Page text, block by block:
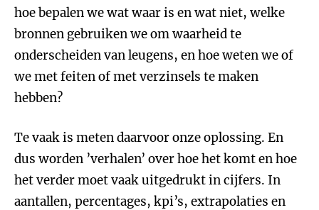
hoe bepalen we wat waar is en wat niet, welke
bronnen gebruiken we om waarheid te
onderscheiden van leugens, en hoe weten we of
we met feiten of met verzinsels te maken
hebben?
Te vaak is meten daarvoor onze oplossing. En
dus worden ’verhalen’ over hoe het komt en hoe
het verder moet vaak uitgedrukt in cijfers. In
aantallen, percentages, kpi’s, extrapolaties en